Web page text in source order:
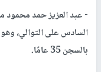
بالسجن 35 عامًا.